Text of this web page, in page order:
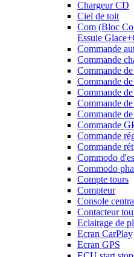
Chargeur CD
Ciel de toit
Com (Bloc
Essuie
Commande
Commande
Commande
Commande
Commande
Commande
Commande
Commande
Commande
Commande
Commodo
Commodo
Compte tours
Compteur
Console
Contacteur
Eclairage de
Ecran CarPlay
Ecran GPS